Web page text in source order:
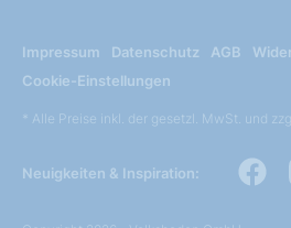
Impressum Datenschutz AGB
Cookie-Einstellungen
* Alle Preise inkl. der gesetzl. MwSt. und
Neuigkeiten & Inspiration: